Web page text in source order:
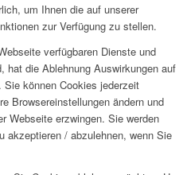
um Ihnen die auf unserer
zur Verfügung zu stellen.
verfügbaren Dienste und
hat die Ablehnung Auswirkungen auf
können Cookies jederzeit
Browsereinstellungen ändern und
Webseite erzwingen. Sie werden
akzeptieren / abzulehnen, wenn Sie